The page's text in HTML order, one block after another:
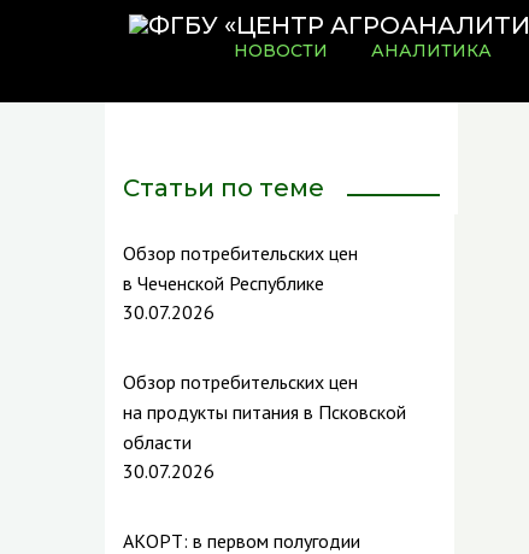
НОВОСТИ АНАЛИТИКА
Статьи по теме
Обзор потребительских цен
в Чеченской Республике
30.07.2026
Обзор потребительских цен
на продукты питания в Псковской
области
30.07.2026
АКОРТ: в первом полугодии